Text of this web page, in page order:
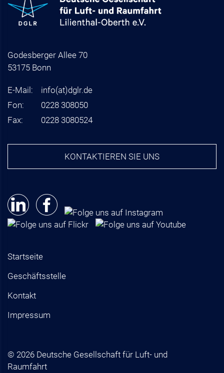
Godesberger Allee 70
53175 Bonn
E-Mail: info(at)dglr.de
Fon:
0228 308050
Fax:
0228 3080524
KONTAKTIEREN SIE UNS
Startseite
Geschäftsstelle
Kontakt
Impressum
© 2026 Deutsche Gesellschaft für Luft- und
Raumfahrt